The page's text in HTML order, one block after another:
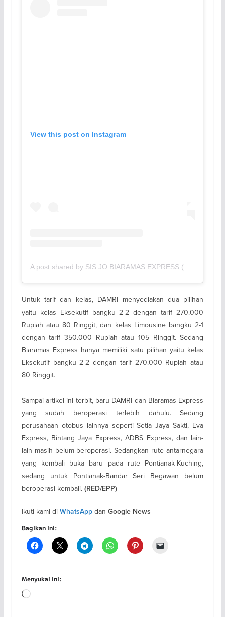
View this post on Instagram
A post shared by SIS JO BIARAMAS EXPRESS (@biaramaspontianak)
Untuk tarif dan kelas, DAMRI menyediakan dua pilihan
yaitu kelas Eksekutif bangku 2-2 dengan tarif 270.000
Rupiah atau 80 Ringgit, dan kelas Limousine bangku 2-1
dengan tarif 350.000 Rupiah atau 105 Ringgit. Sedang
Biaramas Express hanya memiliki satu pilihan yaitu kelas
Eksekutif bangku 2-2 dengan tarif 270.000 Rupiah atau
80 Ringgit.
Sampai artikel ini terbit, baru DAMRI dan Biaramas Express
yang sudah beroperasi terlebih dahulu. Sedang
perusahaan otobus lainnya seperti Setia Jaya Sakti, Eva
Express, Bintang Jaya Express, ADBS Express, dan lain-
lain masih belum beroperasi. Sedangkan rute antarnegara
yang kembali buka baru pada rute Pontianak-Kuching,
sedang untuk Pontianak-Bandar Seri Begawan belum
beroperasi kembali. (RED/EPP)
Ikuti kami di WhatsAppdan Google News
Bagikan ini:
Menyukai ini:
Memuat...